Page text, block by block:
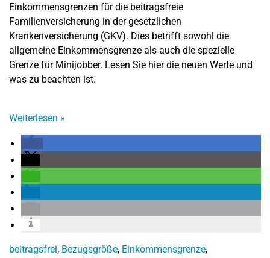
Einkommensgrenzen für die beitragsfreie
Familienversicherung in der gesetzlichen
Krankenversicherung (GKV). Dies betrifft sowohl die
allgemeine Einkommensgrenze als auch die spezielle
Grenze für Minijobber. Lesen Sie hier die neuen Werte und
was zu beachten ist.
Weiterlesen »
beitragsfrei, Bezugsgröße, Einkommensgrenze,